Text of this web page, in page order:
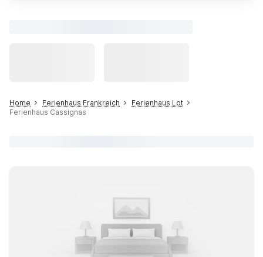
Home Ferienhaus Frankreich
Ferienhaus Lot
Ferienhaus Cassignas